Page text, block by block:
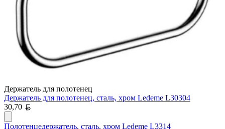
Держатель для полотенец
Держатель для полотенец, сталь, хром Ledeme L30304
30,70
Полотенцедержатель, сталь, хром Ledeme L3314